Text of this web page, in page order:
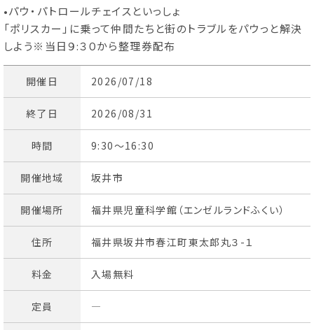
•パウ・パトロールチェイスといっしょ
「ポリスカー」に乗って仲間たちと街のトラブルをパウっと解決
しよう※当日９:３０から整理券配布
開催日 2026/07/18
終了日 2026/08/31
時間 9:30～16:30
開催地域 坂井市
開催場所 福井県児童科学館（エンゼルランドふくい）
住所 福井県坂井市春江町東太郎丸３-１
料金 入場無料
定員 ―